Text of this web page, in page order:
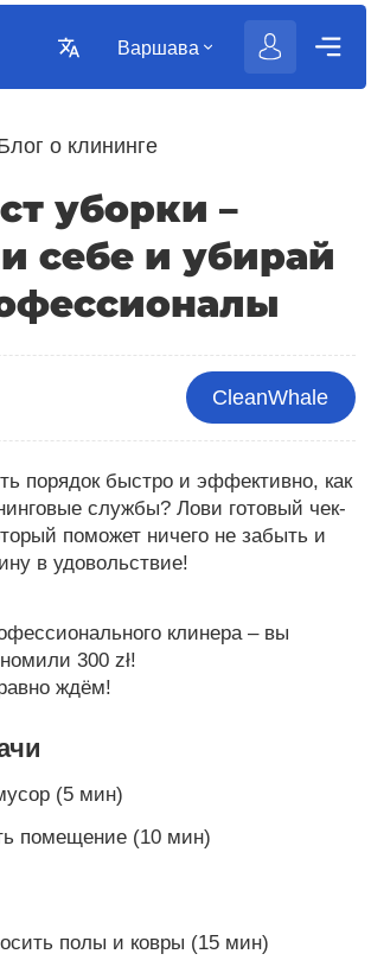
Варшава
о клининге
уборки –
себе и убирай
CleanWhale
порядок быстро и эффективно, как
службы? Лови готовый чек-
поможет ничего не забыть и
в удовольствие!
клинера – вы
300 zł!
ждём!
(5 мин)
помещение (10 мин)
полы и ковры (15 мин)